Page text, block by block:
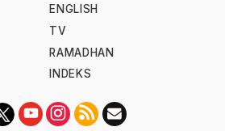
ENGLISH
TV
RAMADHAN
INDEKS